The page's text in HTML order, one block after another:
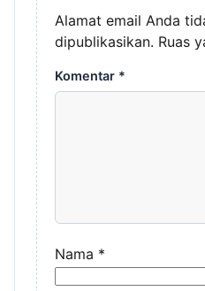
Alamat email Anda
dipublikasikan. Ruas
Komentar *
Nama *